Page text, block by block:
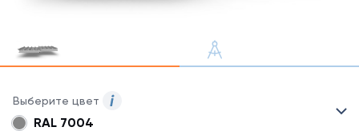
Выберите цвет
RAL 7004